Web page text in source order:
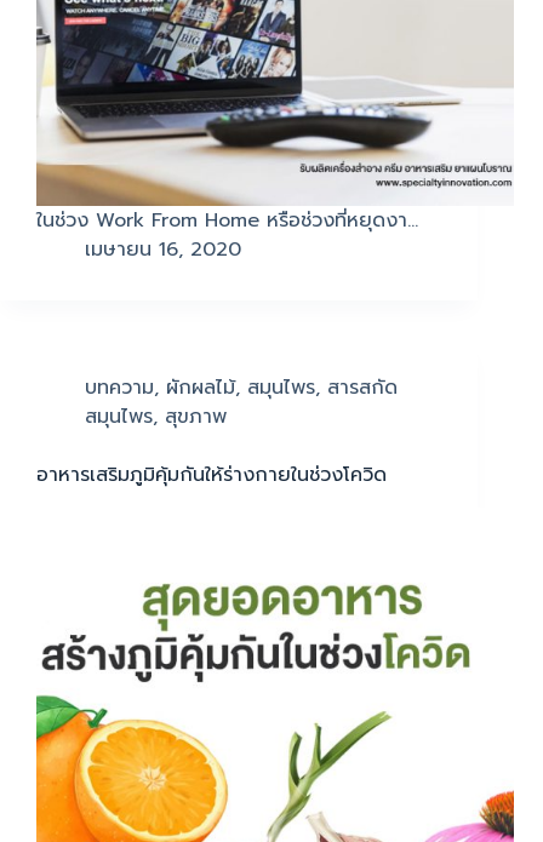
ในช่วง Work From Home หรือช่วงที่หยุดงา…
เมษายน 16, 2020
บทความ, ผักผลไม้, สมุนไพร, สารสกัด
สมุนไพร, สุขภาพ
อาหารเสริมภูมิคุ้มกันให้ร่างกายในช่วงโควิด